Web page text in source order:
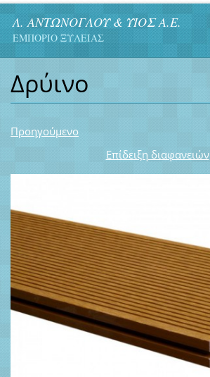
Λ. ΑΝΤΩΝΟΓΛΟΥ & ΥΙΟΣ Α.Ε.
ΕΜΠΟΡΙΟ ΞΥΛΕΙΑΣ
Δρύινο
Προηγούμενο
Επίδειξη διαφανειών